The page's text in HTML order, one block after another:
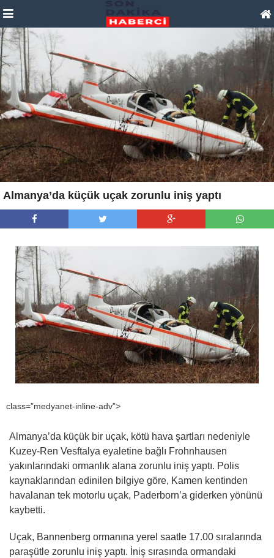
Almanya’da küçük uçak zorunlu iniş yaptı
class=”medyanet-inline-adv”>
Almanya’da küçük bir uçak, kötü hava şartları nedeniyle
Kuzey-Ren Vesftalya eyaletine bağlı Frohnhausen
yakınlarındaki ormanlık alana zorunlu iniş yaptı. Polis
kaynaklarından edinilen bilgiye göre, Kamen kentinden
havalanan tek motorlu uçak, Paderborn’a giderken yönünü
kaybetti.
Uçak, Bannenberg ormanına yerel saatle 17.00 sıralarında
paraşütle zorunlu iniş yaptı. İniş sırasında ormandaki